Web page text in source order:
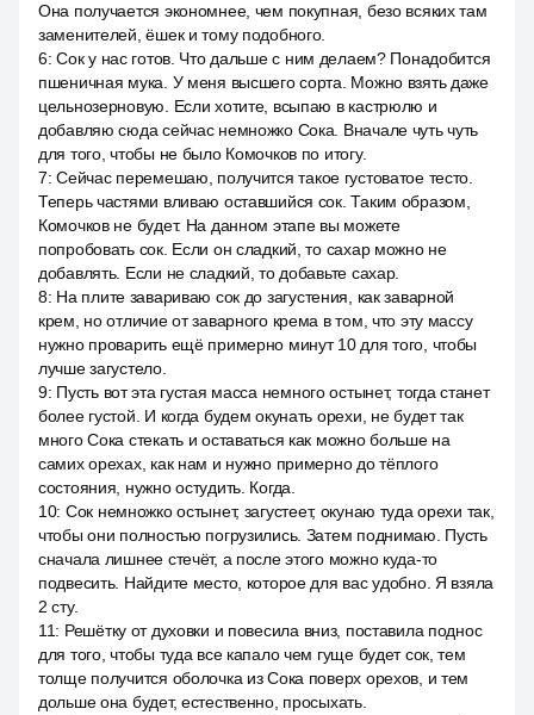
Она получается экономнее, чем покупная, безо всяких там
заменителей, ёшек и тому подобного.
6:Сок у нас готов. Что дальше с ним делаем? Понадобится
пшеничная мука. У меня высшего сорта. Можно взять даже
цельнозерновую. Если хотите, всыпаю в кастрюлю и
добавляю сюда сейчас немножко Сока. Вначале чуть чуть
для того, чтобы не было Комочков по итогу.
7:Сейчас перемешаю, получится такое густоватое тесто.
Теперь частями вливаю оставшийся сок. Таким образом,
Комочков не будет. На данном этапе вы можете
попробовать сок. Если он сладкий, то сахар можно не
добавлять. Если не сладкий, то добавьте сахар.
8: На плите завариваю сок до загустения, как заварной
крем, но отличие от заварного крема в том, что эту массу
нужно проварить ещё примерно минут 10 для того, чтобы
лучше загустело.
9: Пусть вот эта густая масса немного остынет, тогда станет
более густой. И когда будем окунать орехи, не будет так
много Сока стекать и оставаться как можно больше на
самих орехах, как нам и нужно примерно до тёплого
состояния, нужно остудить. Когда.
10: Сок немножко остынет, загустеет, окунаю туда орехи так,
чтобы они полностью погрузились. Затем поднимаю. Пусть
сначала лишнее стечёт, а после этого можно куда-то
подвесить. Найдите место, которое для вас удобно. Я взяла
2 сту.
11: Решётку от духовки и повесила вниз, поставила поднос
для того, чтобы туда все капало чем гуще будет сок, тем
толще получится оболочка из Сока поверх орехов, и тем
дольше она будет, естественно, просыхать.